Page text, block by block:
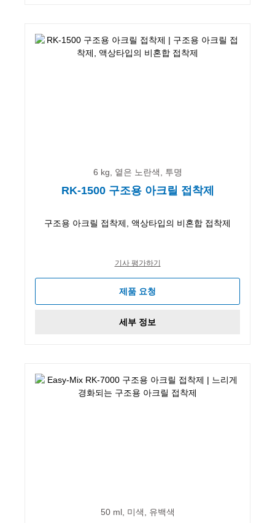
6 kg, 옅은 노란색, 투명
RK-1500 구조용 아크릴 접착제
구조용 아크릴 접착제, 액상타입의 비혼합 접착제
기사 평가하기
제품 요청
세부 정보
50 ml, 미색, 유백색